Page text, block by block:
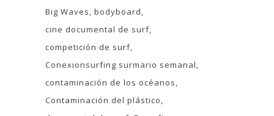
Big Waves bodyboard
cine documental de surf
competición de surf
Conexionsurfing surmario semanal
contaminación de los océanos
Contaminación del plástico